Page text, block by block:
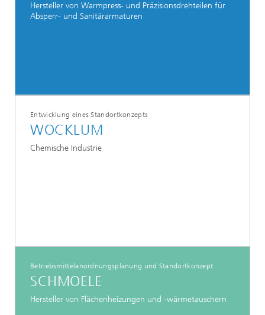
Hersteller von Warmpress- und Präzisionsdrehteilen für
Absperr- und Sanitärarmaturen
Entwicklung eines Standortkonzepts
WOCKLUM
Chemische Industrie
Betriebsmittelanordnungsplanung und Standortkonzept
SCHMOELE
Hersteller von Flächenheizungen und -wärmetauschern